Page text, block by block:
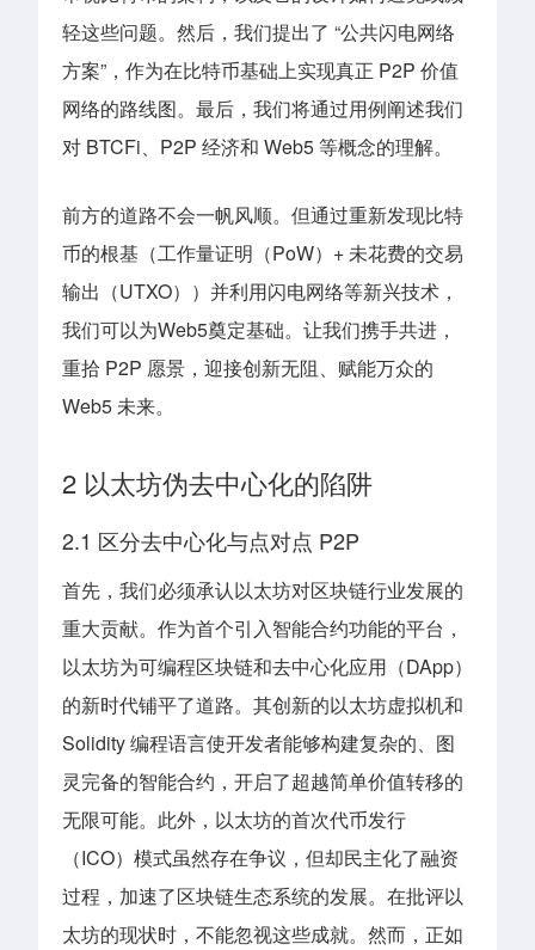
轻这些问题。 然后 ，我们提出了 “公共闪电网络
方案”，作为在比特币基础上实现真正 P2P 价值
网络的路线图。 最后 ，我们将通过用例阐述我们
对 BTCFi、P2P 经济和 Web5 等概念的理解。
前方的道路不会一帆风顺。但通过重新发现比特
币的根基（工作量证明（PoW）+ 未花费的交易
输出（UTXO））并利用闪电网络等新兴技术，
我们可以为Web5奠定基础。让我们携手共进，
重拾 P2P 愿景，迎接创新无阻、赋能万众的
Web5 未来。
2 以太坊伪去中心化的陷阱
2.1 区分去中心化与点对点 P2P
首先，我们必须承认以太坊对区块链行业发展的
重大贡献。作为首个引入智能合约功能的平台，
以太坊为可编程区块链和去中心化应用（DApp）
的新时代铺平了道路。其创新的以太坊虚拟机和
Solidity 编程语言使开发者能够构建复杂的、图
灵完备的智能合约，开启了超越简单价值转移的
无限可能。此外，以太坊的首次代币发行
（ICO）模式虽然存在争议，但却民主化了融资
过程，加速了区块链生态系统的发展。在批评以
太坊的现状时，不能忽视这些成就。然而，正如